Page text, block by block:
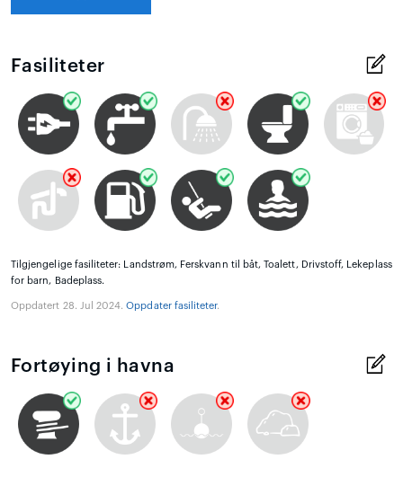
Fasiliteter
Tilgjengelige fasiliteter: Landstrøm, Ferskvann til båt, Toalett, Drivstoff, Lekeplass
for barn, Badeplass.
Oppdatert 28. Jul 2024.Oppdater fasiliteter.
Fortøying i havna